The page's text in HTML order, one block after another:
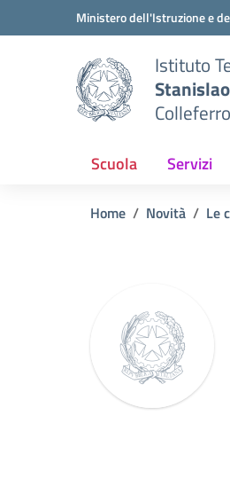
Vai ai contenuti
Vai al menu di navigazione
Ministero dell'Istruzione e
Istituto
Scuola Servizi
Home Novità Le